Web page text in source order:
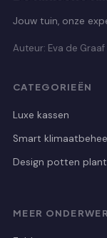
Jouw tuin, onze
Auteur: Eva de Graaf
CATEGORIEËN
Luxe kassen
Smart
Design potten
MEER